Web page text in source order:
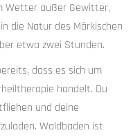
Wetter außer Gewitter,
die Natur des Märkischen
etwa zwei Stunden.
dass es sich um
handelt. Du
und deine
Waldbaden ist